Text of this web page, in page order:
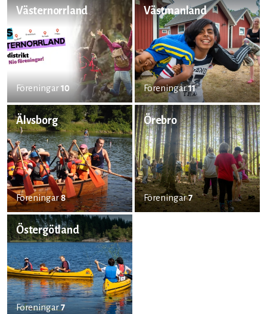
Västernorrland
Föreningar10
Västmanland
Föreningar11
Älvsborg
Föreningar8
Örebro
Föreningar7
Östergötland
Föreningar7